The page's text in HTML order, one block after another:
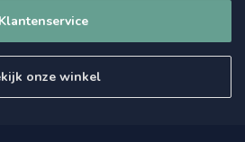
Klantenservice
onze winkel